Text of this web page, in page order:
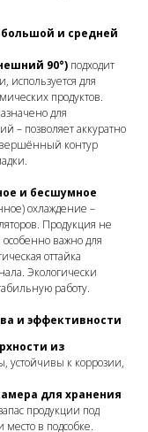
и средней
90°) подходит
для
продуктов.
для
– позволяет аккуратно
контур
и бесшумное
охлаждение –
Продукция не
важно для
оттайка
Экологически
работу.
и эффективности
из
устойчивы к коррозии,
для хранения
продукции под
в подсобке.